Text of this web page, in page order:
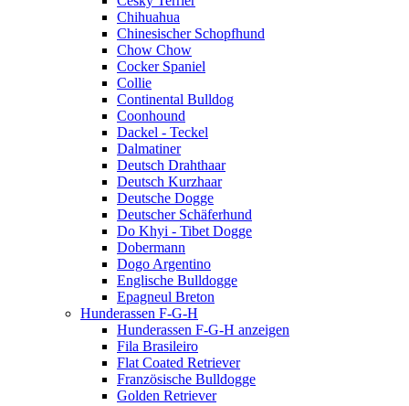
Chihuahua
Chinesischer Schopfhund
Chow Chow
Cocker Spaniel
Collie
Continental Bulldog
Coonhound
Dackel - Teckel
Dalmatiner
Deutsch Drahthaar
Deutsch Kurzhaar
Deutsche Dogge
Deutscher Schäferhund
Do Khyi - Tibet Dogge
Dobermann
Dogo Argentino
Englische Bulldogge
Epagneul Breton
Hunderassen F-G-H
Hunderassen F-G-H anzeigen
Fila Brasileiro
Flat Coated Retriever
Französische Bulldogge
Golden Retriever